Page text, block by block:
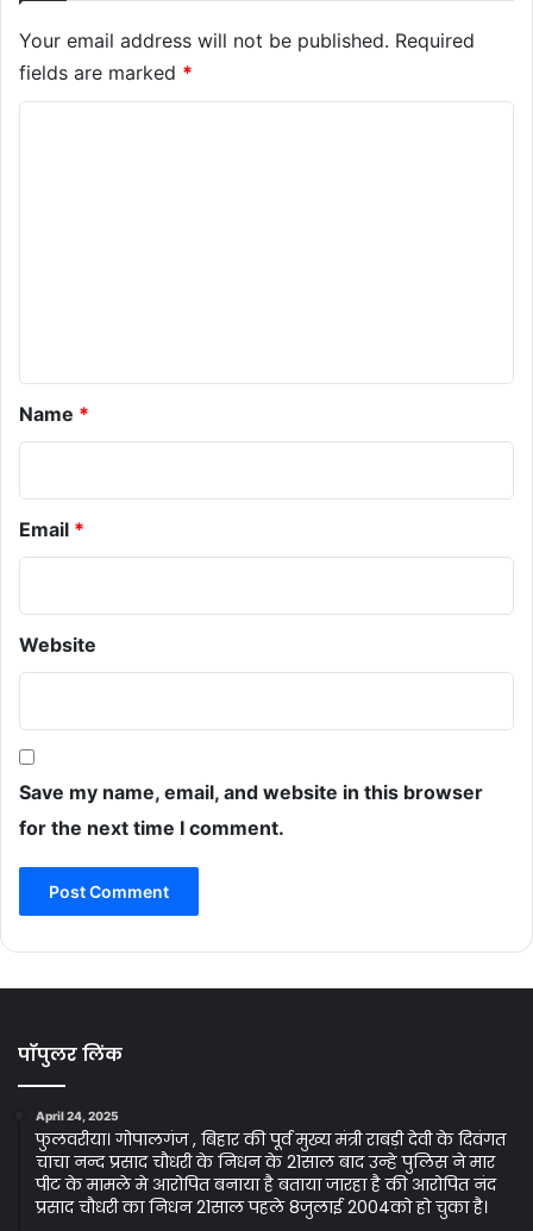
Your email address will not be published. Required
fields are marked *
Name *
Email *
Website
Save my name, email, and website in this browser
for the next time I comment.
पॉपुलर लिंक
April 24, 2025
फुलवरीया। गोपालगंज , बिहार की पूर्व मुख्य मंत्री राबड़ी देवी के दिवंगत
चाचा नन्द प्रसाद चौधरी के निधन के 21साल बाद उन्हे पुलिस ने मार
पीट के मामले मे आरोपित बनाया है बताया जारहा है की आरोपित नंद
प्रसाद चौधरी का निधन 21साल पहले 8जुलाई 2004को हो चुका है।